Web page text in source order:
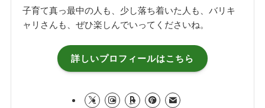
子育て真っ最中の人も、少し落ち着いた人も、バリキ
ャリさんも、ぜひ楽しんでいってくださいね。
詳しいプロフィールはこちら